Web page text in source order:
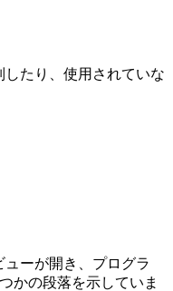
たり、使用されていな
ューが開き、プログラ
かの段落を示していま